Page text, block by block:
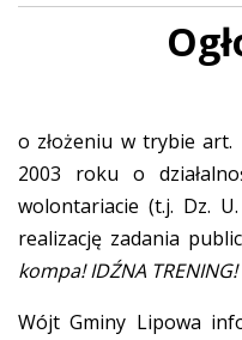
o złożeniu w trybie
2003 roku o
wolontariacie (t.j. Dz.
realizację zadania
kompa! IDŹNA TRENING!
Wójt Gminy Lipowa